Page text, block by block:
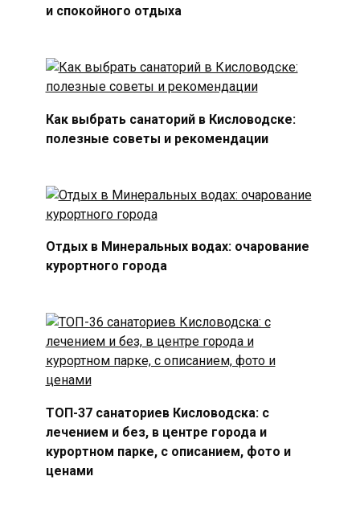
и спокойного отдыха
Как выбрать санаторий в Кисловодске:
полезные советы и рекомендации
Отдых в Минеральных водах: очарование
курортного города
ТОП-37 санаториев Кисловодска: с
лечением и без, в центре города и
курортном парке, с описанием, фото и
ценами